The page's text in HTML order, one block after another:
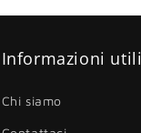
Informazioni utili
Chi siamo